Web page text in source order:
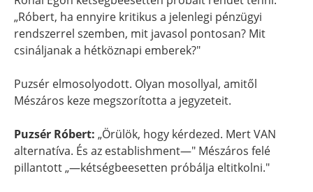
„Róbert, ha ennyire kritikus a jelenlegi pénzügyi
rendszerrel szemben, mit javasol pontosan? Mit
csináljanak a hétköznapi emberek?"
Puzsér elmosolyodott. Olyan mosollyal, amitől
Mészáros keze megszorította a jegyzeteit.
Puzsér Róbert: „Örülök, hogy kérdezed. Mert VAN
alternatíva. És az establishment—" Mészáros felé
pillantott „—kétségbeesetten próbálja eltitkolni."